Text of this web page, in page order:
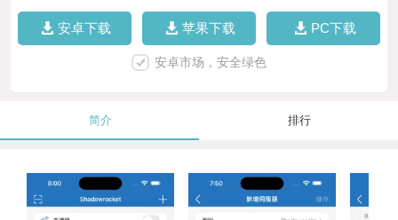
安卓下载 苹果下载 PC下载
安卓市场，安全绿色
简介 排行